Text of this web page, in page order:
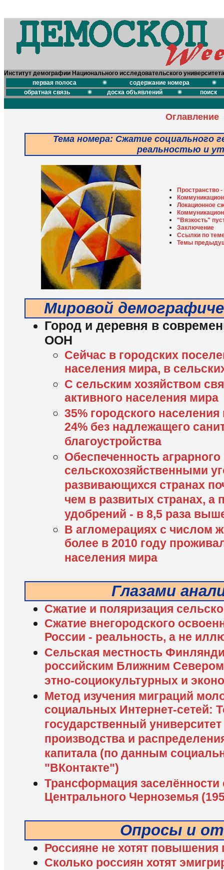
Институт демографии Национального исследовательского
первая полоса
содержание номера
обратная связь
доска объявлений поиск
Оглавление
Тема номера: Сжатие социального
реальностью и
Пространство
Локационное
"Вязкость"
Заключение
Ссылки по
Темы
Мировой
Город и деревня в
ООН
Сейчас в городских
населения мира, в
С сельским хозяйством
активного населения мира
35% городского
24% без надлежащего
благоустройства
Обеспеченность
сельскохозяйственными
развивающихся странах
чем в развитых странах, а
удобрений - в 8,5 раза
В агломерациях с числом
более в 2010 году
населения мира
Глазами
Сжатие и поляризация
Сжатие внегородского
России - реальность, а не
Сельская местность
российским Ближним
этно-социокультурных и
Метод изучения миграций
социальных Интернет-сетей:
государственный
производства и
капитала (по данным
"ВКонтакте")
Трансформация заселённости
Центрального Черноземья
Опросы и
Россияне не хотят повышения
Сколько россиян хотят